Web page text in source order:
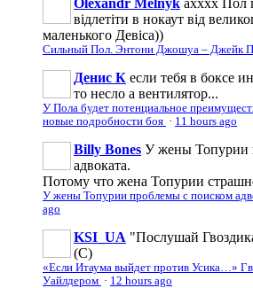
відлетіти в нокаут від
маленького Девіса))
Сильный Пол. Энтони Джошуа – Джейк
Денис К если тебя в боксе
то несло а вентилятор...
У Пола будет потенциальное
новые подробности боя · 11 hours ago
Billy Bones У жены Топурии
адвоката.
Потому что жена Топурии
У жены Топурии проблемы с поиском
ago
KSI_UA "Послушай
(С)
«Если Итаума выйдет против Усика…»
Уайлдером · 12 hours ago